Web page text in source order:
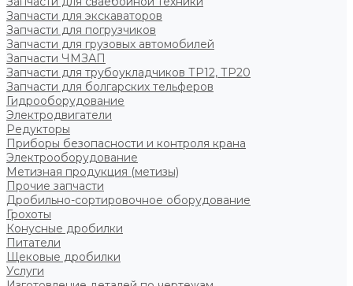
Запчасти для экскаваторов
Запчасти для погрузчиков
Запчасти для грузовых автомобилей
Запчасти ЧМЗАП
Запчасти для трубоукладчиков ТР12, ТР20
Запчасти для болгарских тельферов
Гидрооборудование
Электродвигатели
Редукторы
Приборы безопасности и контроля крана
Электрооборудование
Метизная продукция (метизы)
Прочие запчасти
Дробильно-сортировочное оборудование
Грохоты
Конусные дробилки
Питатели
Щековые дробилки
Услуги